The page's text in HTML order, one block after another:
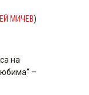
МИЧЕВ)
на
–